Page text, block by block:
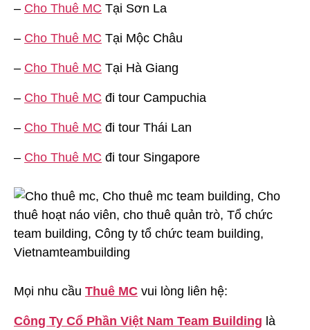
– Cho Thuê MC Tại Sơn La
– Cho Thuê MC Tại Mộc Châu
– Cho Thuê MC Tại Hà Giang
– Cho Thuê MC đi tour Campuchia
– Cho Thuê MC đi tour Thái Lan
– Cho Thuê MC đi tour Singapore
Mọi nhu cầu Thuê MC vui lòng liên hệ:
Công Ty Cổ Phần Việt Nam Team Building là